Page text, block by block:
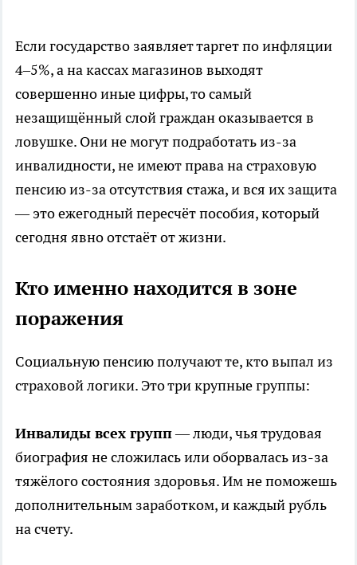
Если государство заявляет таргет по инфляции
4–5%, а на кассах магазинов выходят
совершенно иные цифры, то самый
незащищённый слой граждан оказывается в
ловушке. Они не могут подработать из-за
инвалидности, не имеют права на страховую
пенсию из-за отсутствия стажа, и вся их защита
— это ежегодный пересчёт пособия, который
сегодня явно отстаёт от жизни.
Кто именно находится в зоне
поражения
Социальную пенсию получают те, кто выпал из
страховой логики. Это три крупные группы:
Инвалиды всех групп— люди, чья трудовая
биография не сложилась или оборвалась из-за
тяжёлого состояния здоровья. Им не поможешь
дополнительным заработком, и каждый рубль
на счету.